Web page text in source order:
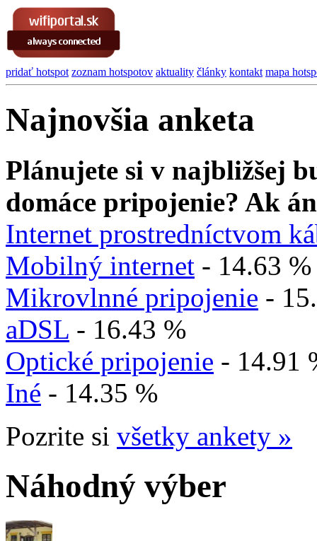
pridať hotspot zoznam hotspotov aktuality články kontakt mapa
Najnovšia anketa
Plánujete si v najbližšej
domáce pripojenie? Ak
Internet prostredníctvom
Mobilný internet - 14.63 %
Mikrovlnné pripojenie -
aDSL - 16.43 %
Optické pripojenie - 14.91
Iné - 14.35 %
Pozrite si všetky ankety »
Náhodný výber